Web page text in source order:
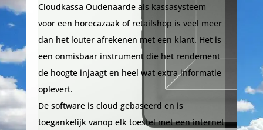
Cloudkassa Oudenaarde als kassasysteem
voor een horecazaak of retailshop is veel meer
dan het louter afrekenen met een klant. Het is
een onmisbaar instrument die het rendement
de hoogte injaagt en heel wat extra informatie
oplevert.
De software is cloud gebaseerd en is
toegankelijk vanop elk toestel met een internet